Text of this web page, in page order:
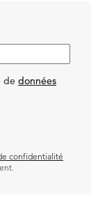
de données
confidentialité